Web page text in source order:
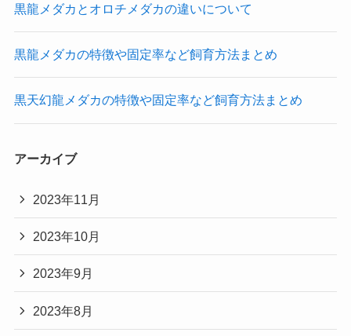
黒龍メダカとオロチメダカの違いについて
黒龍メダカの特徴や固定率など飼育方法まとめ
黒天幻龍メダカの特徴や固定率など飼育方法まとめ
アーカイブ
2023年11月
2023年10月
2023年9月
2023年8月